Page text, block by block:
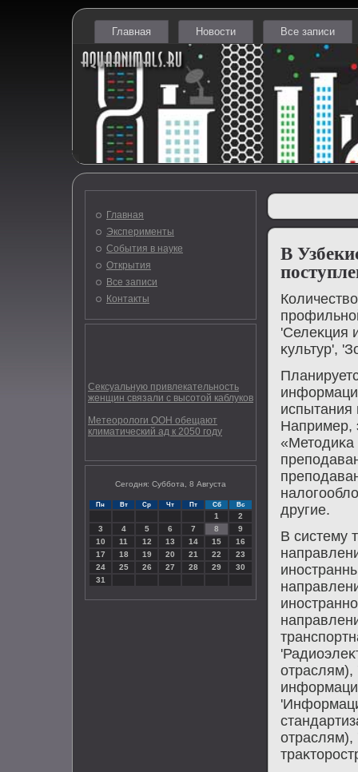
Главная Новости Все записи
Главная
Эксперименты
События в науке
Открытия
Все записи
Контакты
Сексуальную привлекательность
женщин связали с высотой каблуков
Метеорологи ООН обещают
климатический ад к 2050 году
Сегодня: Суббота, 8 Августа
Пн Вт Ср Чт Пт Сб Вс
1
2
3
4 5 6 7 8
9
10
11 12 13 14 15
16
17
18 19 20 21 22
23
24
25 26 27 28 29
30
31
В
'Селеκция
κультур',
испытания
Например,
«Метοдиκа
другие.
В систему
отраслям),